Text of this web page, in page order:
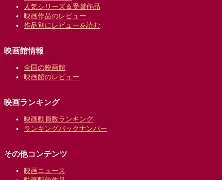
人気シリーズ＆受賞作品
映画作品のレビュー
作品別にレビューを読む
映画館情報
全国の映画館
映画館のレビュー
映画ランキング
映画動員数ランキング
ランキングバックナンバー
その他コンテンツ
映画ニュース